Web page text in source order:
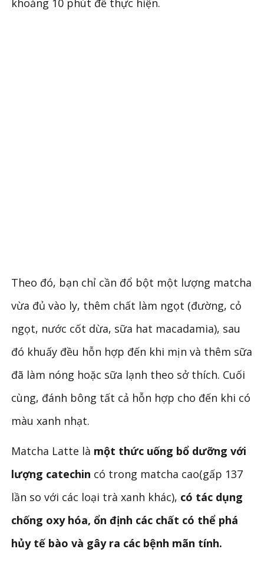
khoảng 10 phút để thực hiện.
Theo đó, bạn chỉ cần đổ bột một lượng matcha
vừa đủ vào ly, thêm chất làm ngọt (đường, cỏ
ngọt, nước cốt dừa, sữa hat macadamia), sau
đó khuấy đều hỗn hợp đến khi mịn và thêm sữa
đã làm nóng hoặc sữa lạnh theo sở thích. Cuối
cùng, đánh bông tất cả hỗn hợp cho đến khi có
màu xanh nhạt.
Matcha Latte là một thức uống bổ dưỡng với
lượng catechin có trong matcha cao(gấp 137
lần so với các loại trà xanh khác), có tác dụng
chống oxy hóa, ổn định các chất có thể phá
hủy tế bào và gây ra các bệnh mãn tính.